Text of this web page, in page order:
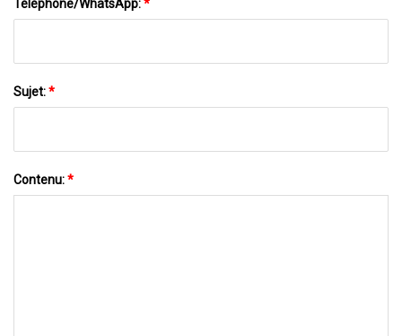
Téléphone/WhatsApp:*
Sujet:*
Contenu:*